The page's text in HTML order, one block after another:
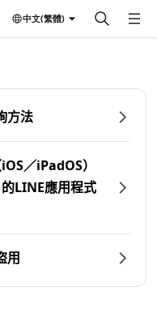
中文(繁體)
方法
／iPadOS）
LINE應用程式
用